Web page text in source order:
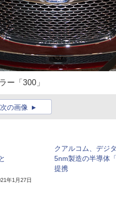
ー「300」
次の画像
年1月27日
クアルコム、デジ
5nm製造の半導体
提携